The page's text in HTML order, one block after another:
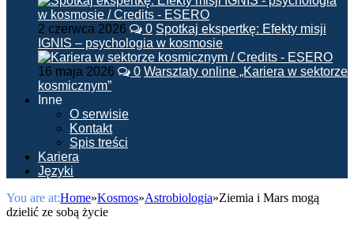
2 czerwca 2026 0 Spotkaj ekspertkę: Efekty misji
IGNIS – psychologia w kosmosie
16 maja 2026 0 Warsztaty online „Kariera w sektorze
kosmicznym”
Inne
O serwisie
Kontakt
Spis treści
Kariera
Języki
You are at:Home»Kosmos»Astrobiologia»Ziemia i Mars mogą
dzielić ze sobą życie